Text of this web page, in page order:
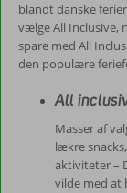
blandt danske
vælge All Inclusive,
spare med All
den populære
All
Masser af
lækre
aktiviteter –
vilde med at